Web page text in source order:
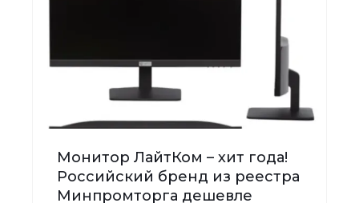
Монитор ЛайтКом – хит года!
Российский бренд из реестра
Минпромторга дешевле